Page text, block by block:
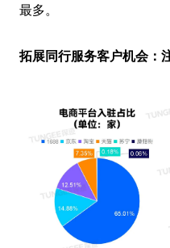
最多。
拓展同行服务客户机会：